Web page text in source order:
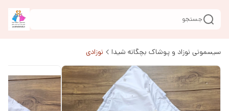
جستجو
سیسمونی نوزاد و پوشاک بچگانه شیدا نوزادی